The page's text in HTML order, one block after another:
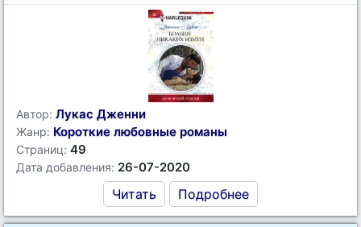
Автор: Лукас Дженни
Жанр: Короткие любовные романы
Страниц: 49
Дата добавления: 26-07-2020
Читать Подробнее